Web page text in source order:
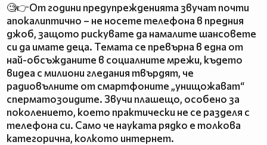
🧐👉От години предупрежденията звучат почти
апокалиптично – не носете телефона в предния
джоб, защото рискувате да намалите шансовете
си да имате деца. Темата се превърна в една от
най-обсъжданите в социалните мрежи, където
видеа с милиони гледания твърдят, че
радиовълните от смартфоните „унищожават“
сперматозоидите. Звучи плашещо, особено за
поколението, което практически не се разделя с
телефона си. Само че науката рядко е толкова
категорична, колкото интернет.